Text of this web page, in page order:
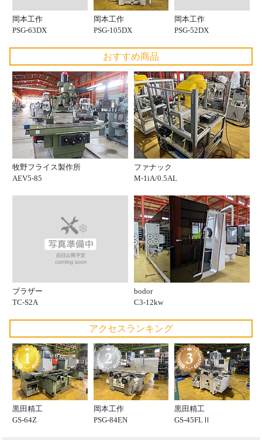
岡本工作
PSG-63DX
岡本工作
PSG-105DX
岡本工作
PSG-52DX
おすすめ商品
牧野フライス製作所
AEV5-85
ファナック
M-1iA/0.5AL
ブラザー
TC-S2A
bodor
C3-12kw
アクセスランキング
黒田精工
GS-64Z
岡本工作
PSG-84EN
黒田精工
GS-45FLⅡ